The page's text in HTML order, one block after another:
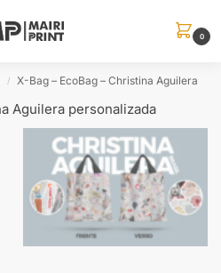
0
/ X-Bag – EcoBag – Christina Aguilera